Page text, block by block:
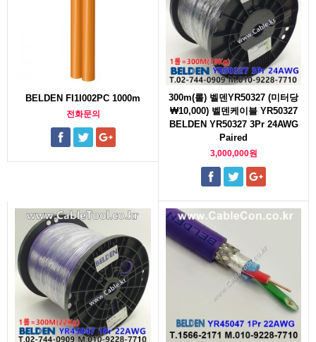
BELDEN FI1I002PC 1000m
전화문의
300m(롤) 벨덴YR50327 (미터당
₩10,000) 벨덴케이블 YR50327
BELDEN YR50327 3Pr 24AWG
Paired
3,000,000원